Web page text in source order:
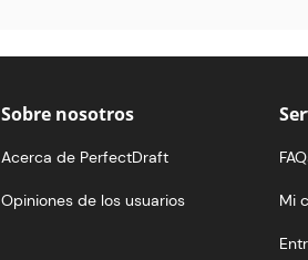
Sobre nosotros
Acerca de PerfectDraft
Opiniones de los usuarios Mi